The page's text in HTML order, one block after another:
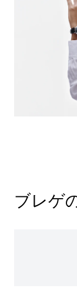
ブレゲ